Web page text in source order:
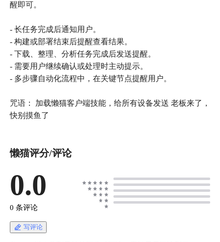
醒即可。
- 长任务完成后通知用户。
- 构建或部署结束后提醒查看结果。
- 下载、整理、分析任务完成后发送提醒。
- 需要用户继续确认或处理时主动提示。
- 多步骤自动化流程中，在关键节点提醒用户。
咒语： 加载懒猫客户端技能，给所有设备发送 老板来了，
懒猫评分/评论
0.0
0 条评论
写评论